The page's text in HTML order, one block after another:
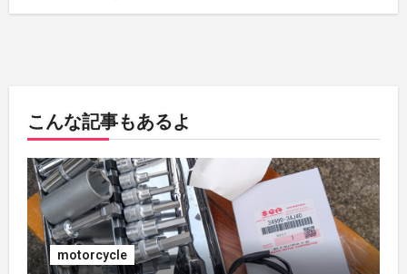
2018年5月
2018年4月 (1)
2017年7月 (2)
こんな記事もあるよ
motorcycle